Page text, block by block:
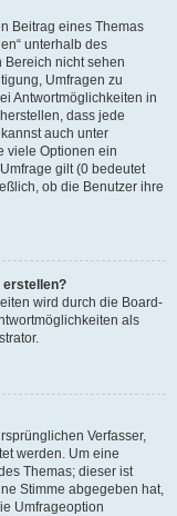
Beitrag eines Themas
unterhalb des
Bereich nicht sehen
Umfragen zu
Antwortmöglichkeiten in
dass jede
auch unter
viele Optionen ein
gilt (0 bedeutet
ob die Benutzer ihre
erstellen?
wird durch die Board-
als
Verfasser,
werden. Um eine
Themas; dieser ist
Stimme abgegeben hat,
Umfrageoption